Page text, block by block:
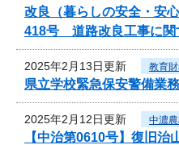
改良（暮らしの安全・安
418号 道路改良工事に関
2025年2月13日更新 教育
県立学校緊急保安警備業
2025年2月12日更新 中濃
【中治第0610号】復旧